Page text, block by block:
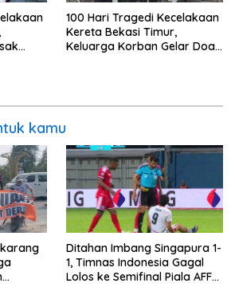
100 Hari Tragedi Kecelakaan
Kereta Bekasi Timur,
Keluarga Korban Gelar Doa
kamu
Ditahan Imbang Singapura 1-
1, Timnas Indonesia Gagal
Lolos ke Semifinal Piala AFF